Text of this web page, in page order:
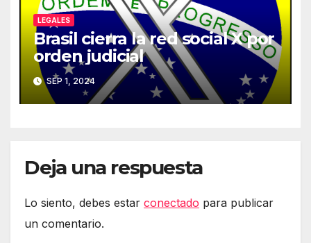
LEGALES
Brasil cierra la red social X por
orden judicial
SEP 1, 2024
Deja una respuesta
Lo siento, debes estar conectado para publicar
un comentario.